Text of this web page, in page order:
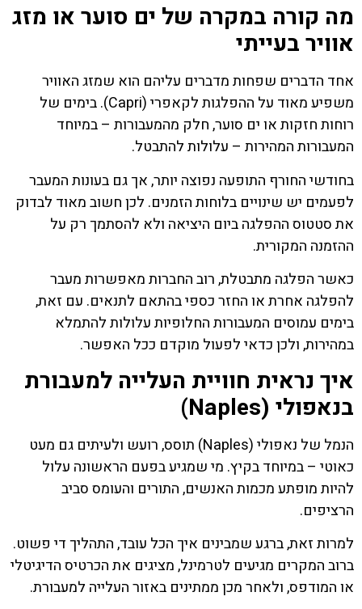
מה קורה במקרה של ים סוער או מזג
אוויר בעייתי
אחד הדברים שפחות מדברים עליהם הוא שמזג האוויר
משפיע מאוד על ההפלגות לקאפרי (Capri). בימים של
רוחות חזקות או ים סוער, חלק מהמעבורות – במיוחד
המעבורות המהירות – עלולות להתבטל.
בחודשי החורף התופעה נפוצה יותר, אך גם בעונות המעבר
לפעמים יש שינויים בלוחות הזמנים. לכן חשוב מאוד לבדוק
את סטטוס ההפלגה ביום היציאה ולא להסתמך רק על
ההזמנה המקורית.
כאשר הפלגה מתבטלת, רוב החברות מאפשרות מעבר
להפלגה אחרת או החזר כספי בהתאם לתנאים. עם זאת,
בימים עמוסים המעבורות החלופיות עלולות להתמלא
במהירות, ולכן כדאי לפעול מוקדם ככל האפשר.
איך נראית חוויית העלייה למעבורת
בנאפולי (Naples)
הנמל של נאפולי (Naples) תוסס, רועש ולעיתים גם מעט
כאוטי – במיוחד בקיץ. מי שמגיע בפעם הראשונה עלול
להיות מופתע מכמות האנשים, התורים והעומס סביב
הרציפים.
למרות זאת, ברגע שמבינים איך הכל עובד, התהליך די פשוט.
ברוב המקרים מגיעים לטרמינל, מציגים את הכרטיס הדיגיטלי
או המודפס, ולאחר מכן ממתינים באזור העלייה למעבורת.